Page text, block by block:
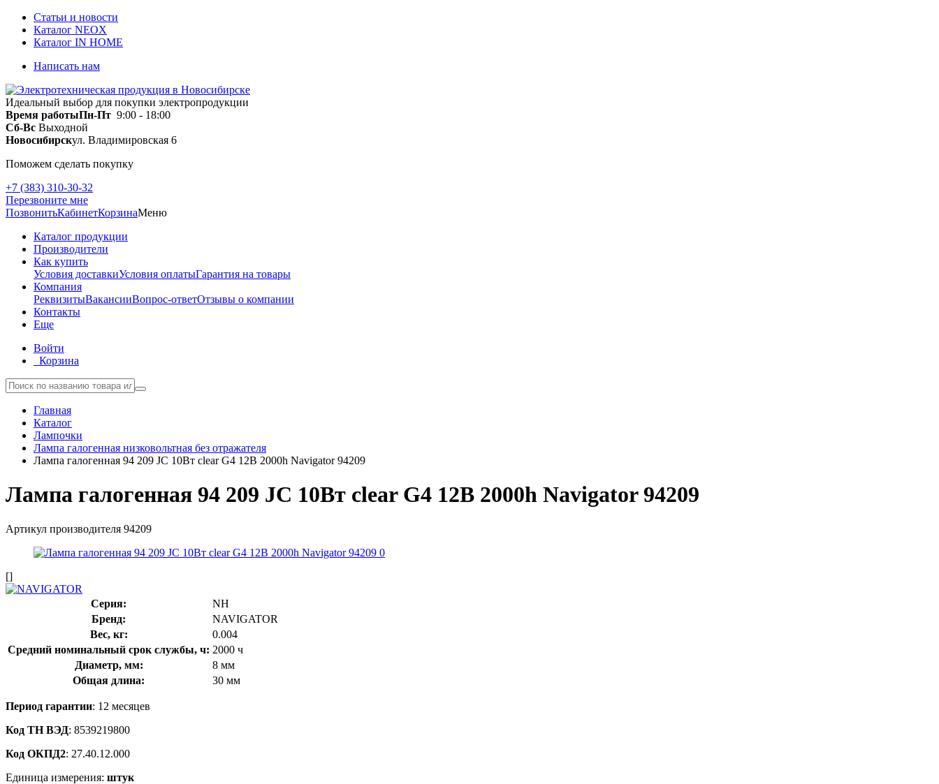
Статьи и новости
Каталог NEOX
Каталог IN HOME
Написать нам
Идеальный выбор для покупки электропродукции
Время работыПн-Пт 9:00 - 18:00
Сб-Вс Выходной
Новосибирскул. Владимировская 6
Поможем сделать покупку
+7 (383) 310-30-32
Перезвоните мне
ПозвонитьКабинетКорзинаМеню
Каталог продукции
Производители
Как купить
Условия доставкиУсловия оплатыГарантия на товары
Компания
РеквизитыВакансииВопрос-ответОтзывы о компании
Контакты
Еще
Войти
Корзина
Главная
Каталог
Лампочки
Лампа галогенная низковольтная без отражателя
Лампа галогенная 94 209 JC 10Вт clear G4 12В 2000h Navigator 94209
Лампа галогенная 94 209 JC 10Вт clear G4 12В 2000h Navigator 94209
Артикул производителя 94209
[]
Серия:
NH
Бренд:
NAVIGATOR
Вес, кг:
0.004
Средний номинальный срок службы, ч: 2000 ч
Диаметр, мм:
8 мм
Общая длина:
30 мм
Период гарантии: 12 месяцев
Код ТН ВЭД: 8539219800
Код ОКПД2: 27.40.12.000
Единица измерения: штук